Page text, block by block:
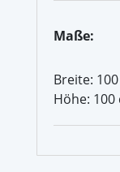
Maße:
Breite:
Höhe: 100